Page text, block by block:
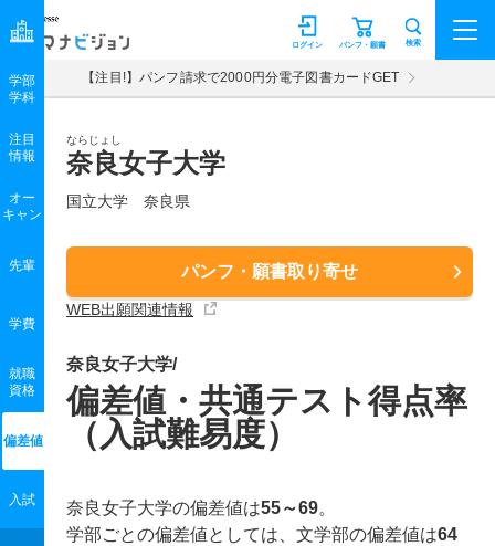
マナビジョン パンフ・願書
ログイン 検索
【注目!】パンフ請求で2000円分電子図書カードGET
ならじょし
奈良女子大学
国立大学 奈良県
パンフ・願書取り寄せ
WEB出願関連情報
学部
学科
注目
情報
オー
キャン
先輩
学費
就職
資格
偏差値
入試
奈良女子大学/
偏差値・共通テスト得点率
（入試難易度）
奈良女子大学の偏差値は55～69。
学部ごとの偏差値としては、文学部の偏差値は64